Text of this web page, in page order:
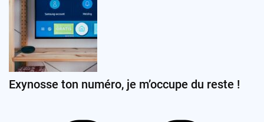
Exynosse ton numéro, je m’occupe du reste !